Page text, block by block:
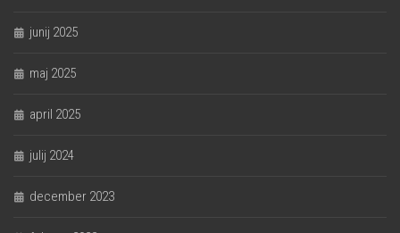
junij 2025
maj 2025
april 2025
julij 2024
december 2023